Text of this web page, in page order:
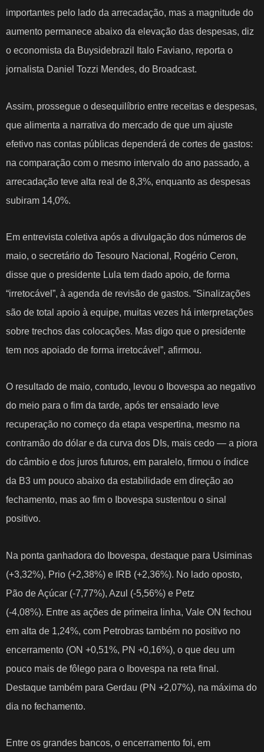
importantes pelo lado da arrecadação, mas a magnitude do
aumento permanece abaixo da elevação das despesas, diz
o economista da Buysidebrazil Italo Faviano, reporta o
jornalista Daniel Tozzi Mendes, do Broadcast.
Assim, prossegue o desequilíbrio entre receitas e despesas,
que alimenta a narrativa do mercado de que um ajuste
efetivo nas contas públicas dependerá de cortes de gastos:
na comparação com o mesmo intervalo do ano passado, a
arrecadação teve alta real de 8,3%, enquanto as despesas
subiram 14,0%.
Em entrevista coletiva após a divulgação dos números de
maio, o secretário do Tesouro Nacional, Rogério Ceron,
disse que o presidente Lula tem dado apoio, de forma
“irretocável”, à agenda de revisão de gastos. “Sinalizações
são de total apoio à equipe, muitas vezes há interpretações
sobre trechos das colocações. Mas digo que o presidente
tem nos apoiado de forma irretocável”, afirmou.
O resultado de maio, contudo, levou o Ibovespa ao negativo
do meio para o fim da tarde, após ter ensaiado leve
recuperação no começo da etapa vespertina, mesmo na
contramão do dólar e da curva dos DIs, mais cedo — a piora
do câmbio e dos juros futuros, em paralelo, firmou o índice
da B3 um pouco abaixo da estabilidade em direção ao
fechamento, mas ao fim o Ibovespa sustentou o sinal
positivo.
Na ponta ganhadora do Ibovespa, destaque para Usiminas
(+3,32%), Prio (+2,38%) e IRB (+2,36%). No lado oposto,
Pão de Açúcar (-7,77%), Azul (-5,56%) e Petz
(-4,08%). Entre as ações de primeira linha, Vale ON fechou
em alta de 1,24%, com Petrobras também no positivo no
encerramento (ON +0,51%, PN +0,16%), o que deu um
pouco mais de fôlego para o Ibovespa na reta final.
Destaque também para Gerdau (PN +2,07%), na máxima do
dia no fechamento.
Entre os grandes bancos, o encerramento foi, em